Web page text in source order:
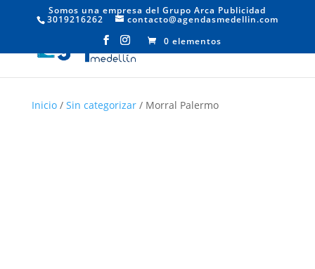
Somos una empresa del Grupo Arca Publicidad
3019216262
contacto@agendasmedellin.com
0 elementos
Inicio/ Sin categorizar/ Morral Palermo